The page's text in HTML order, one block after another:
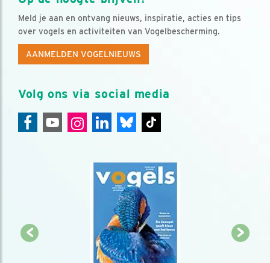
Meld je aan en ontvang nieuws, inspiratie, acties en tips
over vogels en activiteiten van Vogelbescherming.
AANMELDEN VOGELNIEUWS
Volg ons via social media